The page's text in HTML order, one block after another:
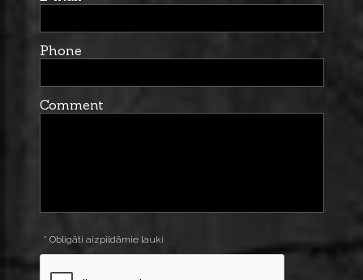
Phone
Comment
* Obligāti aizpildāmie lauki